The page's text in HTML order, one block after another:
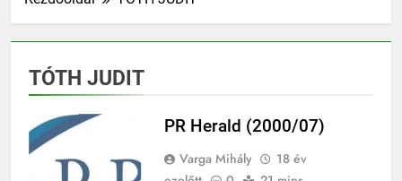
TÓTH JUDIT
PR Herald (2000/07)
Varga Mihály
18 év